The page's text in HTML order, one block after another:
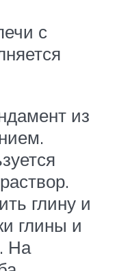
с
из
глину и
глины и
На